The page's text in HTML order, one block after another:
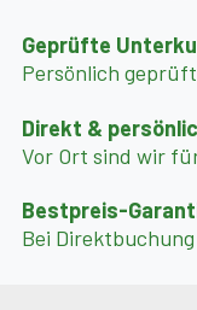
Geprüfte
Persönlich
Direkt &
Vor Ort sind wir
Bestpreis-
Bei